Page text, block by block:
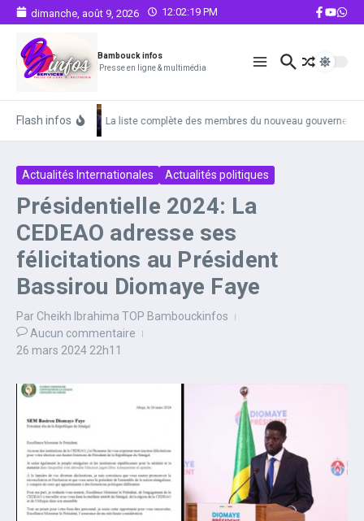
Aller au contenu
dimanche, août 9, 2026 12:02:20 PM
Bambouck infos
Presse en ligne & multimédia
Flash infos La liste complète des membres du nouveau
Actualités Internationales Actualités politiques
Présidentielle 2024: La
CEDEAO adresse ses
félicitations au Président
Bassirou Diomaye Faye
Par Cheikh Ibrahima TOP Bambouckinfos
Aucun commentaire
26 mars 2024 22h11